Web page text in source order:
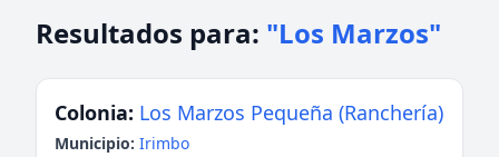
Resultados para: "Los Marzos"
Colonia: Los Marzos Pequeña (Ranchería)
Municipio: Irimbo